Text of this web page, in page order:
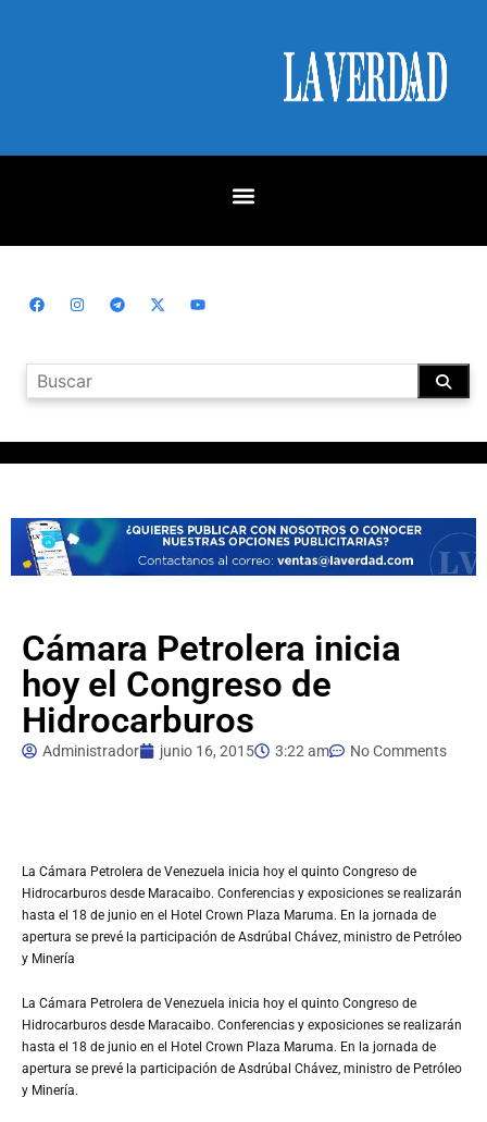
Cámara Petrolera inicia
hoy el Congreso de
Hidrocarburos
Administrador junio 16, 2015 3:22 am No Comments
La Cámara Petrolera de Venezuela inicia hoy el quinto Congreso de
Hidrocarburos desde Maracaibo. Conferencias y exposiciones se realizarán
hasta el 18 de junio en el Hotel Crown Plaza Maruma. En la jornada de
apertura se prevé la participación de Asdrúbal Chávez, ministro de Petróleo
y Minería
La Cámara Petrolera de Venezuela inicia hoy el quinto Congreso de
Hidrocarburos desde Maracaibo. Conferencias y exposiciones se realizarán
hasta el 18 de junio en el Hotel Crown Plaza Maruma. En la jornada de
apertura se prevé la participación de Asdrúbal Chávez, ministro de Petróleo
y Minería.